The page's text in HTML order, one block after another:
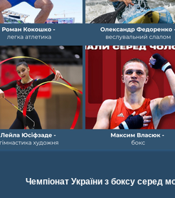
Чемпіонат України з боксу серед